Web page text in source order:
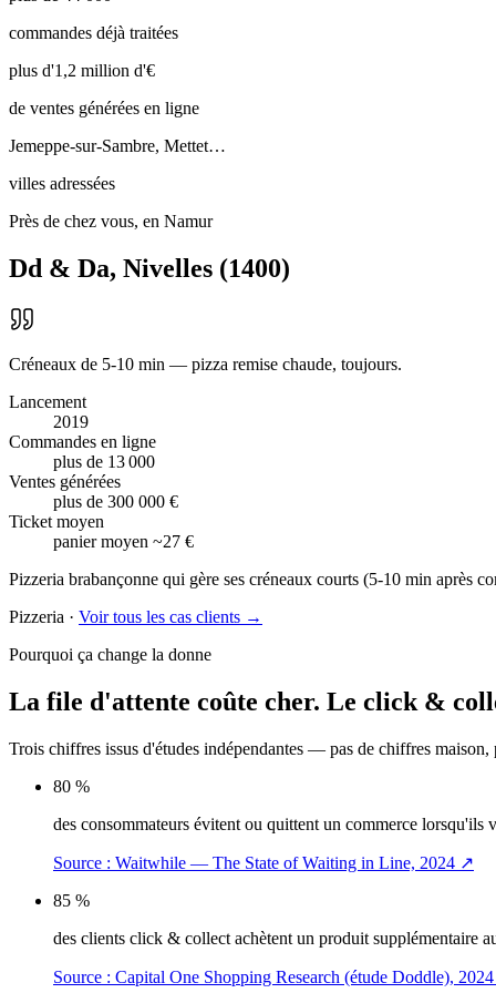
commandes déjà traitées
plus d'1,2 million d'€
de ventes générées en ligne
Jemeppe-sur-Sambre, Mettet…
villes adressées
Près de chez vous, en Namur
Dd & Da, Nivelles (1400)
Créneaux de 5-10 min — pizza remise chaude, toujours.
Lancement
2019
Commandes en ligne
plus de 13 000
Ventes générées
plus de 300 000 €
Ticket moyen
panier moyen ~27 €
Pizzeria brabançonne qui gère ses créneaux courts (5-10 min après
Pizzeria · Voir tous les cas clients →
Pourquoi ça change la donne
La file d'attente coûte cher. Le click &
Trois chiffres issus d'études indépendantes — pas de chiffres
80 %
des consommateurs évitent ou quittent un commerce
Source : Waitwhile — The State of Waiting in Line, 2024 ↗
85 %
des clients click & collect achètent un produit supplémentaire
Source : Capital One Shopping Research (étude Doddle), 2024